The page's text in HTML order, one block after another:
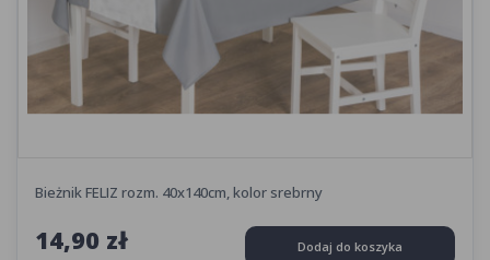
Bieżnik FELIZ rozm. 40x140cm, kolor srebrny
14,90 zł Dodaj do koszyka